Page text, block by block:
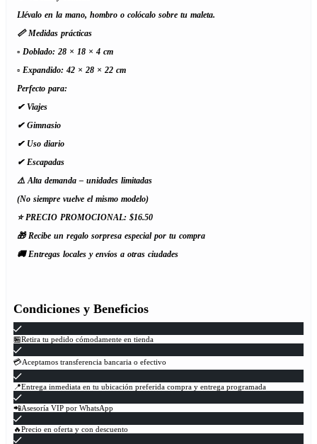
Llévalo en la mano, hombro o colócalo sobre tu maleta.
📏 Medidas prácticas
▫️ Doblado: 28 × 18 × 4 cm
▫️ Expandido: 42 × 28 × 22 cm
Perfecto para:
✔ Viajes
✔ Gimnasio
✔ Uso diario
✔ Escapadas
⚠️ Alta demanda – unidades limitadas
(No siempre vuelve el mismo modelo)
⭐ PRECIO PROMOCIONAL: $16.50
🎁 Recibe un regalo sorpresa especial por tu compra
🚚 Entregas locales y envíos a otras ciudades
Condiciones y Beneficios
🏪Retira tu pedido cómodamente en tienda
💳Aceptamos transferencia bancaria o efectivo
📍Entrega inmediata en tu ubicación preferida compra y entrega programada
📲Asesoría VIP por WhatsApp
🔥Precio en oferta y con descuento